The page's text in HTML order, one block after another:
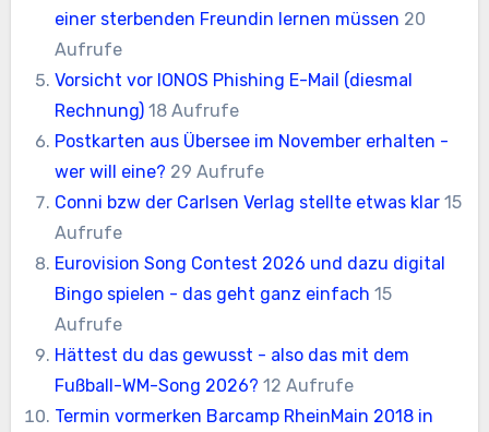
einer sterbenden Freundin lernen müssen 20
Aufrufe
Vorsicht vor IONOS Phishing E-Mail (diesmal
Rechnung) 18 Aufrufe
Postkarten aus Übersee im November erhalten -
wer will eine? 29 Aufrufe
Conni bzw der Carlsen Verlag stellte etwas klar 15
Aufrufe
Eurovision Song Contest 2026 und dazu digital
Bingo spielen - das geht ganz einfach 15
Aufrufe
Hättest du das gewusst - also das mit dem
Fußball-WM-Song 2026? 12 Aufrufe
Termin vormerken Barcamp RheinMain 2018 in